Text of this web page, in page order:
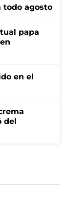
todo agosto
papa
en el
del